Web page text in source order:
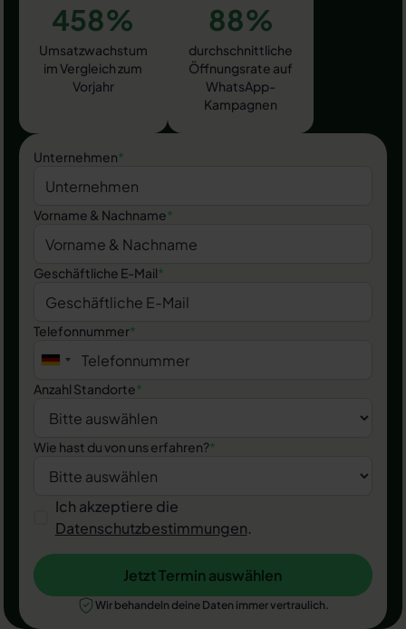
458%
Umsatzwachstum
im Vergleich zum
Vorjahr
88%
durchschnittliche
Öffnungsrate auf
WhatsApp-
Kampagnen
Unternehmen*
Vorname & Nachname*
Geschäftliche E-Mail*
Telefonnummer*
Anzahl Standorte*
Wie hast du von uns erfahren?*
Ich akzeptiere die
Datenschutzbestimmungen.
Jetzt Termin auswählen
Jetzt Termin auswählen
Wir behandeln deine Daten immer vertraulich.